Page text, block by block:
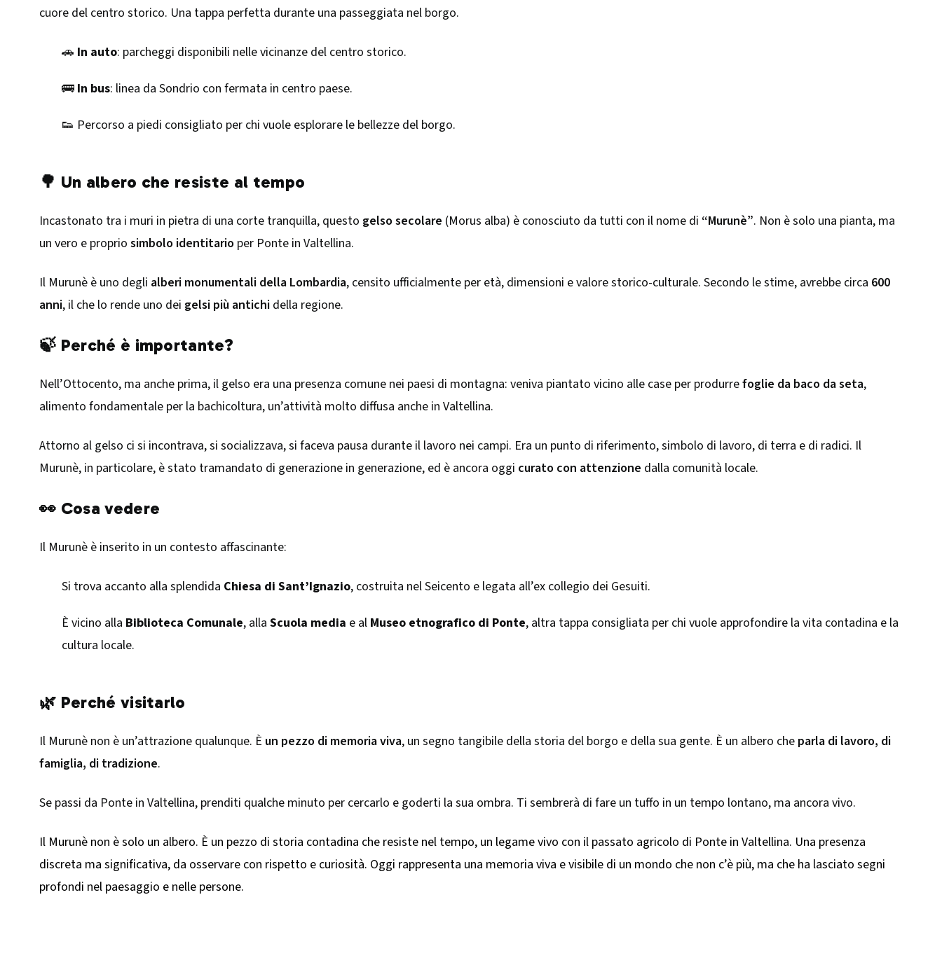
cuore del centro storico. Una tappa perfetta durante una passeggiata nel borgo.
🚗 In auto: parcheggi disponibili nelle vicinanze del centro storico.
🚌 In bus: linea da Sondrio con fermata in centro paese.
👟 Percorso a piedi consigliato per chi vuole esplorare le bellezze del borgo.
🌳 Un albero che resiste al tempo
Incastonato tra i muri in pietra di una corte tranquilla, questo gelso secolare (Morus alba) è conosciuto da tutti con il nome di “Murunè”. Non è solo una pianta, ma
un vero e proprio simbolo identitario per Ponte in Valtellina.
Il Murunè è uno degli alberi monumentali della Lombardia, censito ufficialmente per età, dimensioni e valore storico-culturale. Secondo le stime, avrebbe circa 600
anni, il che lo rende uno dei gelsi più antichi della regione.
🍃 Perché è importante?
Nell’Ottocento, ma anche prima, il gelso era una presenza comune nei paesi di montagna: veniva piantato vicino alle case per produrrefoglie da baco da seta,
alimento fondamentale per la bachicoltura, un’attività molto diffusa anche in Valtellina.
Attorno al gelso ci si incontrava, si socializzava, si faceva pausa durante il lavoro nei campi. Era un punto di riferimento, simbolo di lavoro, di terra e di radici. Il
Murunè, in particolare, è stato tramandato di generazione in generazione, ed è ancora oggi curato con attenzione dalla comunità locale.
👀 Cosa vedere
Il Murunè è inserito in un contesto affascinante:
Si trova accanto alla splendida Chiesa di Sant’Ignazio, costruita nel Seicento e legata all’ex collegio dei Gesuiti.
È vicino alla Biblioteca Comunale, alla Scuola media e al Museo etnografico di Ponte, altra tappa consigliata per chi vuole approfondire la vita contadina e la
cultura locale.
🌿 Perché visitarlo
Il Murunè non è un’attrazione qualunque. È un pezzo di memoria viva, un segno tangibile della storia del borgo e della sua gente. È un albero che parla di lavoro, di
famiglia, di tradizione.
Se passi da Ponte in Valtellina, prenditi qualche minuto per cercarlo e goderti la sua ombra. Ti sembrerà di fare un tuffo in un tempo lontano, ma ancora vivo.
Il Murunè non è solo un albero. È un pezzo di storia contadina che resiste nel tempo, un legame vivo con il passato agricolo di Ponte in Valtellina. Una presenza
discreta ma significativa, da osservare con rispetto e curiosità. Oggi rappresenta una memoria viva e visibile di un mondo che non c’è più, ma che ha lasciato segni
profondi nel paesaggio e nelle persone.